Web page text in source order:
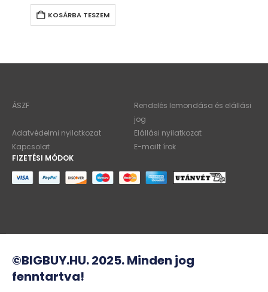
KOSÁRBA TESZEM
ÁSZF
Rendelés lemondása és elállási
jog
Adatvédelmi nyilatkozat
Elállási nyilatkozat
Kapcsolat
E-mailt írok
FIZETÉSI MÓDOK
©BIGBUY.HU. 2025. Minden jog
fenntartva!